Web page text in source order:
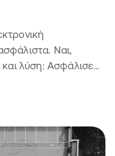
Ναι,
και λύση: Ασφάλισε